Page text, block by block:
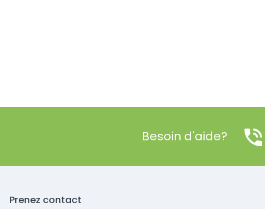
Besoin d'aide?
Prenez contact